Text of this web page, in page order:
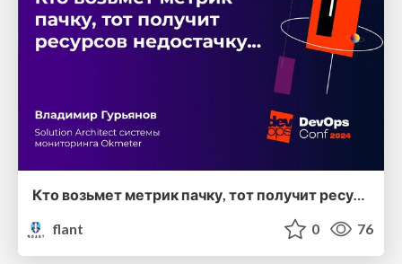
Кто возьмет метрик пачку, тот получит ресурсов недостачку... (Владимир Гурьянов, DevOpsConf 2024)
flant
0 76